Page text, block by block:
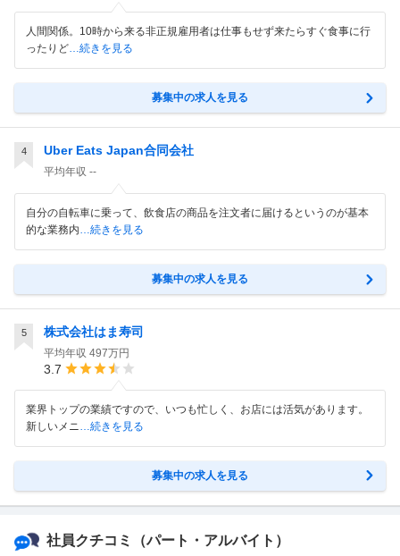
人間関係。10時から来る非正規雇用者は仕事もせず来たらすぐ食事に行
ったりど…続きを見る
募集中の求人を見る
4 Uber Eats Japan合同会社
平均年収 --
自分の自転車に乗って、飲食店の商品を注文者に届けるというのが基本
的な業務内…続きを見る
募集中の求人を見る
5 株式会社はま寿司
平均年収 497万円
3.7
業界トップの業績ですので、いつも忙しく、お店には活気があります。
新しいメニ
…続きを見る
募集中の求人を見る
社員クチコミ （パート・アルバイト）